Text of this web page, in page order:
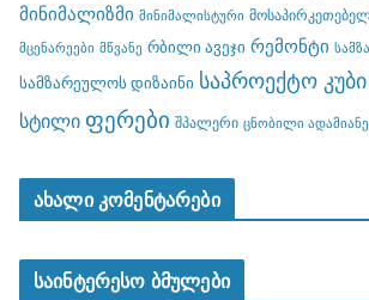
მინიმალიზმი მინიმალისტური
მცენარეები მწვანე რბილი ავეჯი რემონტი
სამზარეულოს დიზაინი საპროექტო კუბი
სტილი ფერები შპალერი ცნობილი
ახალი კომენტარები
საინტერესო ბმულები